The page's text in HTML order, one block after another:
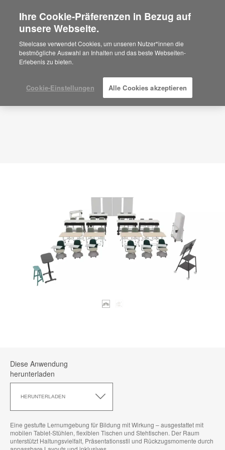
Are you in United States?
Would you like to see Products we sell in
your region?
Americas
Español
Planungsidee
ID: TY8XK9CE
Diese Anwendung
herunterladen
HERUNTERLADEN
Anwendung
Eine gestufte Lernumgebung für Bildung mit Wirkung – ausgestattet mit
mobilen Tablet-Stühlen, flexiblen Tischen und Stehtischen. Der Raum
unterstützt Haltungsvielfalt, Präsentationsstil und Rückzugsmomente durch
Ihre Cookie-Präferenzen in Bezug auf
unsere Webseite.
Steelcase verwendet Cookies, um unseren Nutzer*innen die
bestmögliche Auswahl an Inhalten und das beste Webseiten-
Erlebenis zu bieten.
Cookie-Einstellungen Alle Cookies akzeptieren